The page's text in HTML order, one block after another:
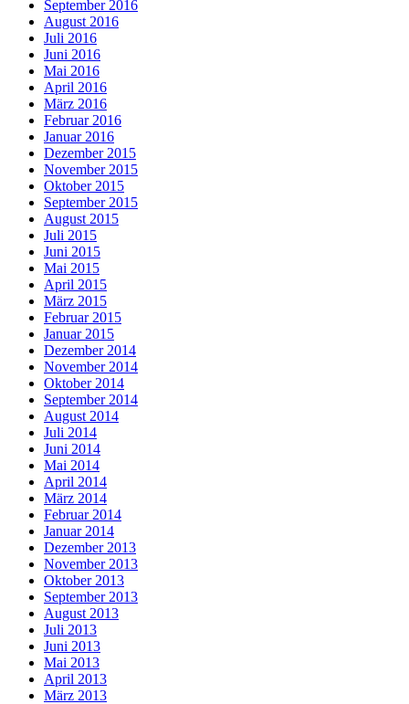
September 2016
August 2016
Juli 2016
Juni 2016
Mai 2016
April 2016
März 2016
Februar 2016
Januar 2016
Dezember 2015
November 2015
Oktober 2015
September 2015
August 2015
Juli 2015
Juni 2015
Mai 2015
April 2015
März 2015
Februar 2015
Januar 2015
Dezember 2014
November 2014
Oktober 2014
September 2014
August 2014
Juli 2014
Juni 2014
Mai 2014
April 2014
März 2014
Februar 2014
Januar 2014
Dezember 2013
November 2013
Oktober 2013
September 2013
August 2013
Juli 2013
Juni 2013
Mai 2013
April 2013
März 2013